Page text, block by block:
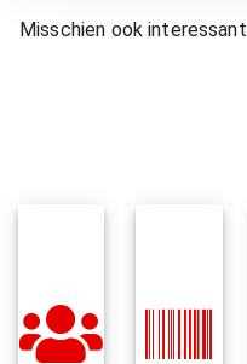
Misschien ook interessant